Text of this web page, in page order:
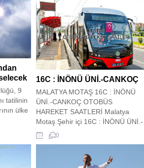
9
tatilinin
ülke
4
devam
16C : İNÖNÜ ÜNİ.-CANKOÇ
MALATYA MOTAŞ 16C : İNÖNÜ
ÜNİ.-CANKOÇ OTOBÜS
HAREKET SAATLERİ Malatya
Motaş Şehir içi 16C : İNÖNÜ ÜNİ.-
CANKOÇ Otobüs Kalkış saatleri
siz değerli ziyaretçilerimizin
güncel olup sitemiz tarafından
0